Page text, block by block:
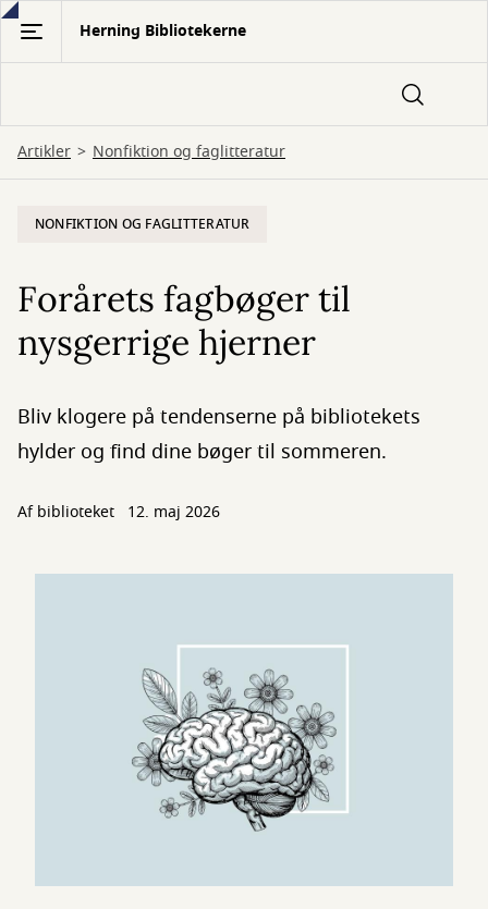
Gå
hovedindhold
Herning Bibliotekerne
Artikler Nonfiktion og faglitteratur
NONFIKTION OG FAGLITTERATUR
Forårets fagbøger til
nysgerrige hjerner
Bliv klogere på tendenserne på bibliotekets
hylder og find dine bøger til sommeren.
Af biblioteket 12. maj 2026